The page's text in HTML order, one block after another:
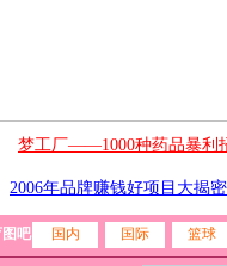
吧 国内 国际 篮球